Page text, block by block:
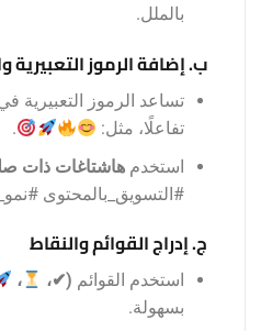
بالملل.
ب. إضافة الرموز التعبيرية
تساعد الرموز التعبيرية
تفاعلًا، مثل:
.
استخدم هاشتاغات ذات
#التسويق_بالمحتوى
ج. إدراج القوائم والنقاط
استخدم القوائم (✔، ،
بسهولة.